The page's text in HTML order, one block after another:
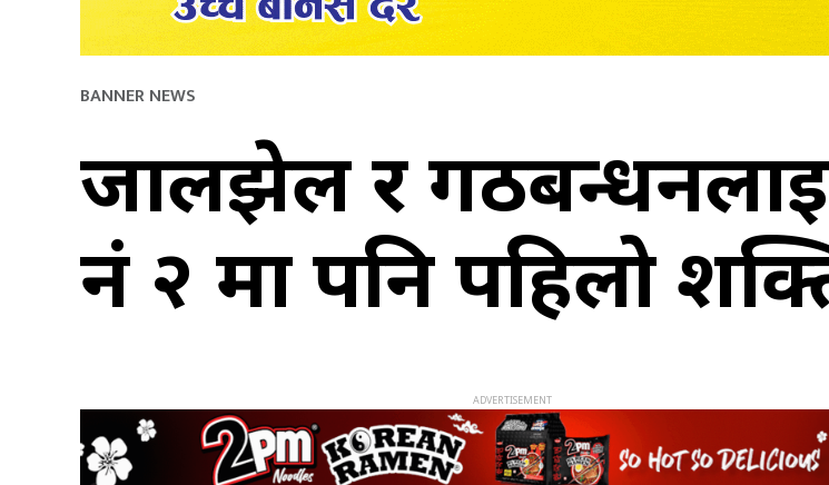
BANNER NEWS
जालझेल र गठबन्धनलाई
नं २ मा पनि पहिलो